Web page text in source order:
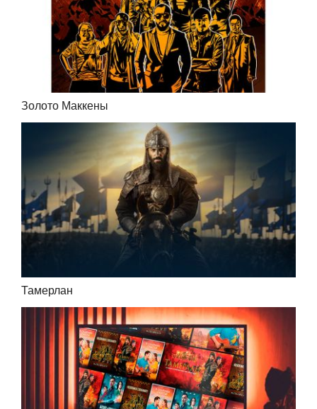
Золото Маккены
Тамерлан